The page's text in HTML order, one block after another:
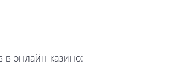
онлайн-казино: